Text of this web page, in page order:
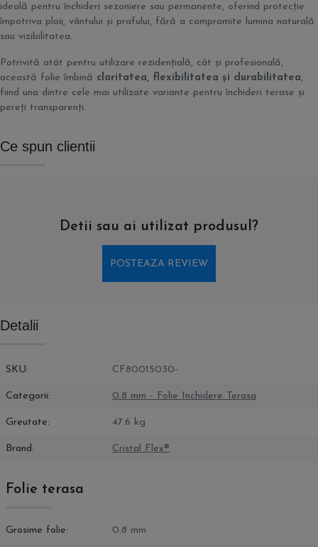
ideală pentru închideri sezoniere sau permanente, oferind protecție
împotriva ploii, vântului și prafului, fără a compromite lumina naturală
sau vizibilitatea.
Potrivită atât pentru utilizare rezidențială, cât și profesională,
această folie îmbină claritatea, flexibilitatea și durabilitatea,
fiind una dintre cele mai utilizate variante pentru închideri terase și
pereți transparenți.
Ce spun clientii
Detii sau ai utilizat produsul?
POSTEAZA REVIEW
Detalii
SKU CF80015030-
Categorii 0.8 mm - Folie Inchidere Terasa
Greutate 47.6 kg
Brand Cristal Flex®
Folie terasa
Grosime folie 0.8 mm